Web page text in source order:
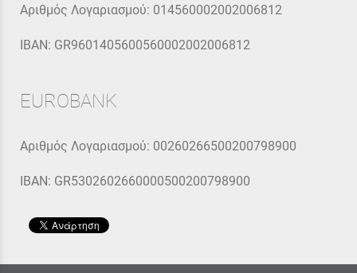
Αριθμός Λογαριασμού: 014560002002006812
IBAN: GR9601405600560002002006812
EUROBANK
Αριθμός Λογαριασμού: 00260266500200798900
IBAN: GR5302602660000500200798900